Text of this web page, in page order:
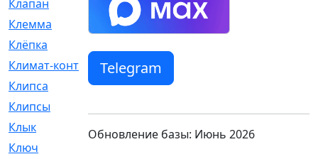
Клапан
[375]
Клемма
[5]
Клёпка
Климат-контроль
[3]
Клипса
[21]
Клипсы
Клык
Ключ
Telegram
Обновление базы: Июнь 2026